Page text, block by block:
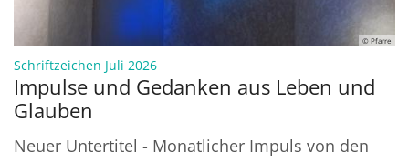
© Pfarre
Schriftzeichen Juli 2026:
Impulse und Gedanken aus Leben und
Glauben
Neuer Untertitel - Monatlicher Impuls von den